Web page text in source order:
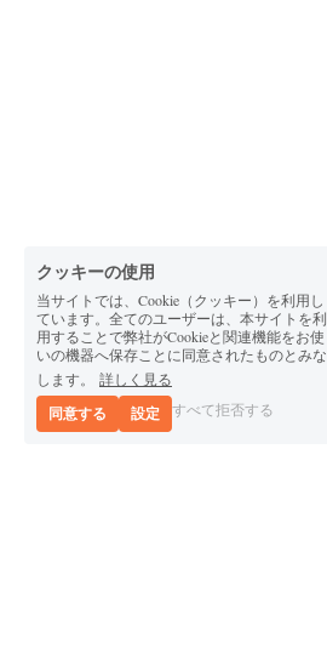
クッキーの使用
当サイトでは、Cookie（クッキー）を利用し
ています。全てのユーザーは、本サイトを利
用することで弊社がCookieと関連機能をお使
いの機器へ保存ことに同意されたものとみな
します。
詳しく見る
同意する 設定 すべて拒否する